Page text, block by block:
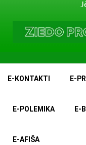
E-KONTAKTI E-
E-POLEMIKA E-
E-AFIŠA